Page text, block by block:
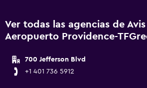
Ver todas las agencias de
Aeropuerto Providence-
700 Jefferson Blvd
+1 401 736 5912